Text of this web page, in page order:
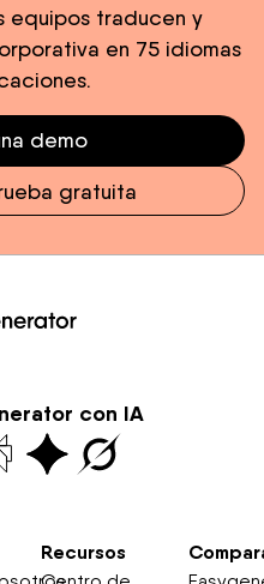
equipos traducen y
en 75 idiomas
demo
gratuita
con IA
Recursos